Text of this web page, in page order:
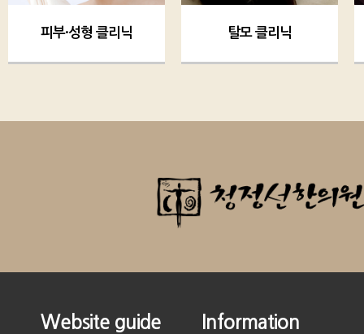
피부·성형 클리닉 탈모 클리닉
Website guide Information